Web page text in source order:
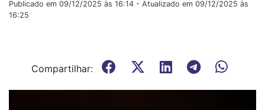
Publicado em 09/12/2025 às 16:14 - Atualizado em 09/12/2025 às
16:25
Compartilhar: